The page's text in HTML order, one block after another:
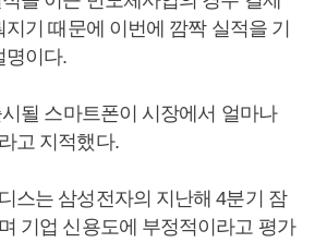
기 때문에 이번에 깜짝 실적을 기
명이다.
될 스마트폰이 시장에서 얼마나
고 지적했다.
스는 삼성전자의 지난해 4분기 잠
기업 신용도에 부정적이라고 평가